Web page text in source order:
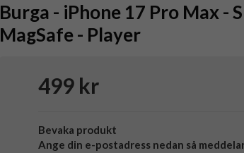
Burga - iPhone 17 Pro Max -
MagSafe - Player
499 kr
Bevaka produkt
Ange din e-postadress nedan så